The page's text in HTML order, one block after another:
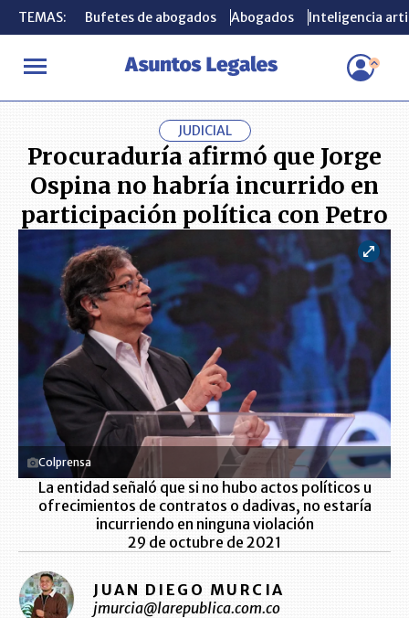
TEMAS: Bufetes de abogados Abogados Inteligencia
INICIO ACTUALIDAD Procuraduría afirmó que Jorge Ospina
TEMAS: Bufetes de abogados Abogados Inteligencia
JUDICIAL
Procuraduría afirmó que Jorge
Ospina no habría incurrido en
participación política con Petro
Colprensa
La entidad señaló que si no hubo actos políticos u
ofrecimientos de contratos o dadivas, no estaría
incurriendo en ninguna violación
29 de octubre de 2021
JUAN DIEGO MURCIA
jmurcia@larepublica.com.co